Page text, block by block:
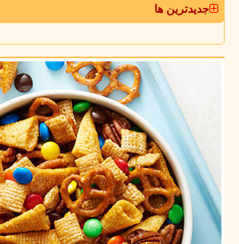
جدیدترین ها